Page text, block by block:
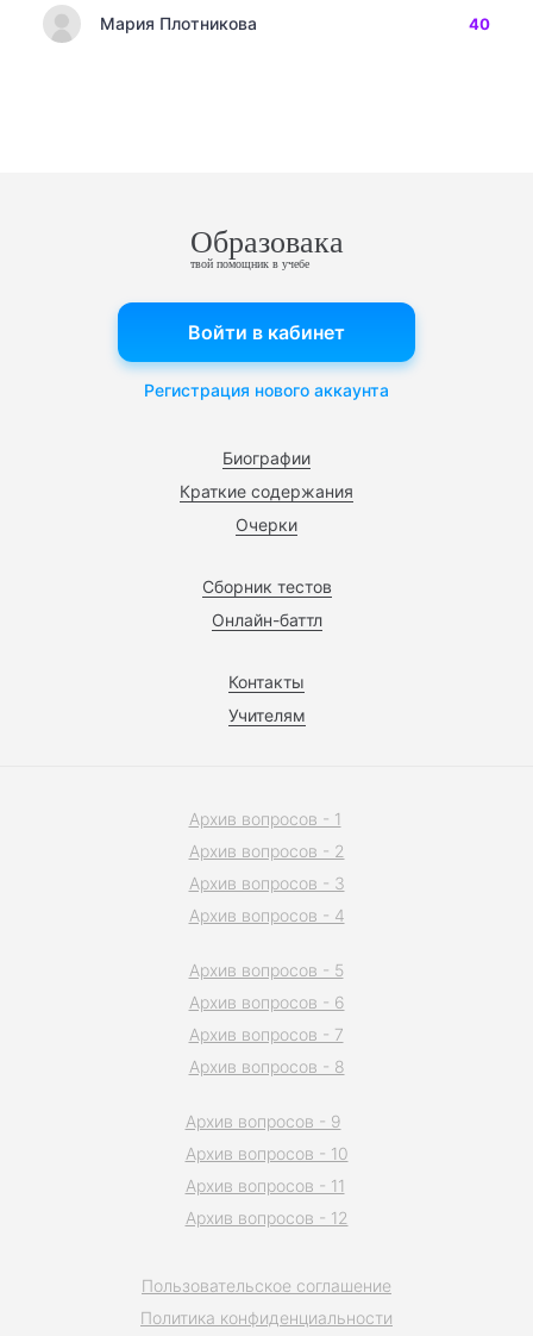
Мария Плотникова 40
Образовака
твой помощник в учебе
Биографии
Краткие содержания
Очерки
Сборник тестов
Онлайн-баттл
Контакты
Учителям
Войти в кабинет
Регистрация нового аккаунта
Пользовательское соглашение
Политика конфиденциальности
Архив вопросов - 1
Архив вопросов - 2
Архив вопросов - 3
Архив вопросов - 4
Архив вопросов - 5
Архив вопросов - 6
Архив вопросов - 7
Архив вопросов - 8
Архив вопросов - 9
Архив вопросов - 10
Архив вопросов - 11
Архив вопросов - 12